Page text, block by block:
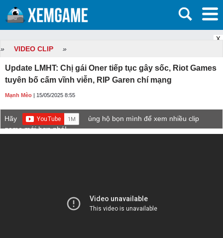
X
» VIDEO CLIP »
Update LMHT: Chị gái Oner tiếp tục gây sốc, Riot Games
tuyên bố cấm vĩnh viễn, RIP Garen chí mạng
Mạnh Mèo | 15/05/2025 8:55
Hãy
ủng hộ bọn mình để xem nhiều clip
game mới hơn nhé!